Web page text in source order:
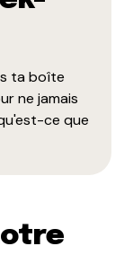
ta boîte
ne jamais
ce que